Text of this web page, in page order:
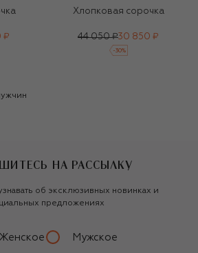
₽
Хлопковая сорочка
44 050 ₽30 850 ₽
-30%
НА РАССЫЛКУ
об эксклюзивных новинках и
предложениях
Женское Мужское